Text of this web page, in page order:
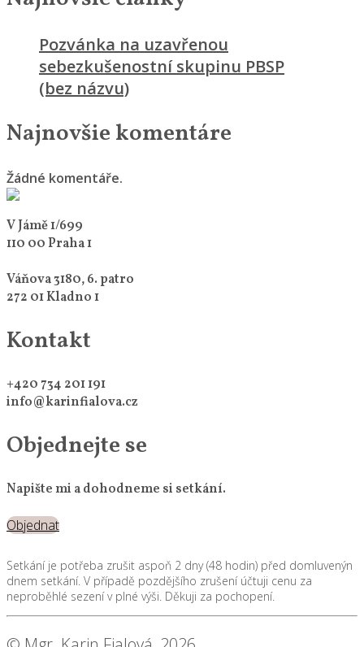
Pozvánka na uzavřenou
sebezkušenostní skupinu PBSP
(bez názvu)
Najnovšie komentáre
Žádné komentáře.
V Jámě 1/699
110 00 Praha 1
Váňova 3180, 6. patro
272 01 Kladno 1
Kontakt
+420 734 201 191
info@karinfialova.cz
Objednejte se
Napište mi a dohodneme si setkání.
Objednat
Setkání je potřeba zrušit aspoň 2 dny (48 hodin) před domluvenýn
dnem setkání. V případě pozdějšího zrušení účtuji cenu za
neproběhlé sezení v plné výši. Děkuji za pochopení.